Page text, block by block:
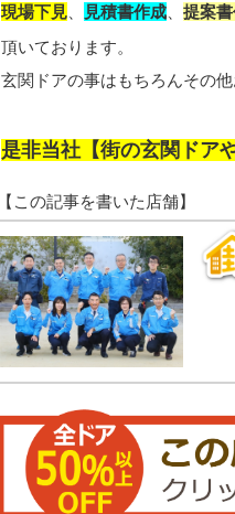
現場下見、 見積書作成、 提案
頂いております。
玄関ドアの事はもちろんその
是非当社【街の玄関ドア